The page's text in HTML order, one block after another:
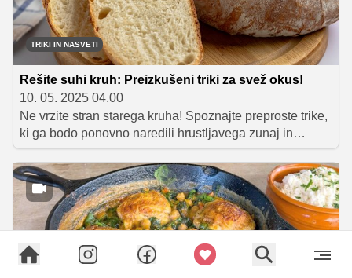
TRIKI IN NASVETI
Rešite suhi kruh: Preizkušeni triki za svež okus!
10. 05. 2025 04.00
Ne vrzite stran starega kruha! Spoznajte preproste trike,
ki ga bodo ponovno naredili hrustljavega zunaj in
mehkega znotraj. Razkrivamo najboljše in najhitrejše
metode, ki jih lahko preizkusite doma, vključno s
presenetljivo kombinacijo mikrovalovke in toasterja.